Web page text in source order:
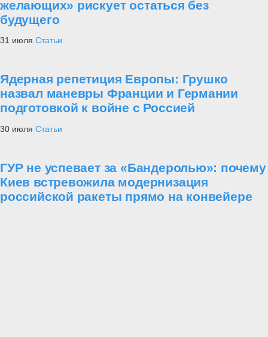
желающих» рискует остаться без
будущего
31 июля Статьи
Ядерная репетиция Европы: Грушко
назвал маневры Франции и Германии
подготовкой к войне с Россией
30 июля Статьи
ГУР не успевает за «Бандеролью»: почему
Киев встревожила модернизация
российской ракеты прямо на конвейере